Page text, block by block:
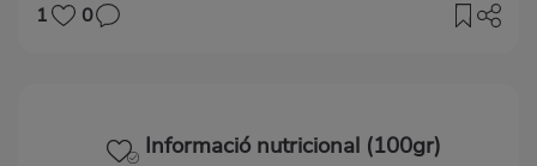
1 0
Informació nutricional (100gr)